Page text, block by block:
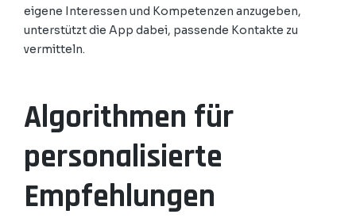
eigene Interessen und Kompetenzen anzugeben,
unterstützt die App dabei, passende Kontakte zu
vermitteln.
Algorithmen für
personalisierte
Empfehlungen